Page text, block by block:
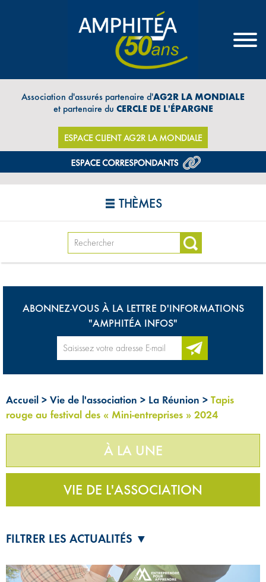
Association d'assurés partenaire d'AG2R LA MONDIALE
et partenaire du CERCLE DE L'ÉPARGNE
ESPACE CLIENT AG2R LA MONDIALE
THÈMES
ABONNEZ-VOUS À LA LETTRE D'INFORMATIONS
"AMPHITÉA INFOS"
Accueil > Vie de l'association > La Réunion > Tapis
rouge au festival des « Mini-entreprises » 2024
À LA UNE
VIE DE L'ASSOCIATION
FILTRER LES ACTUALITÉS ▼